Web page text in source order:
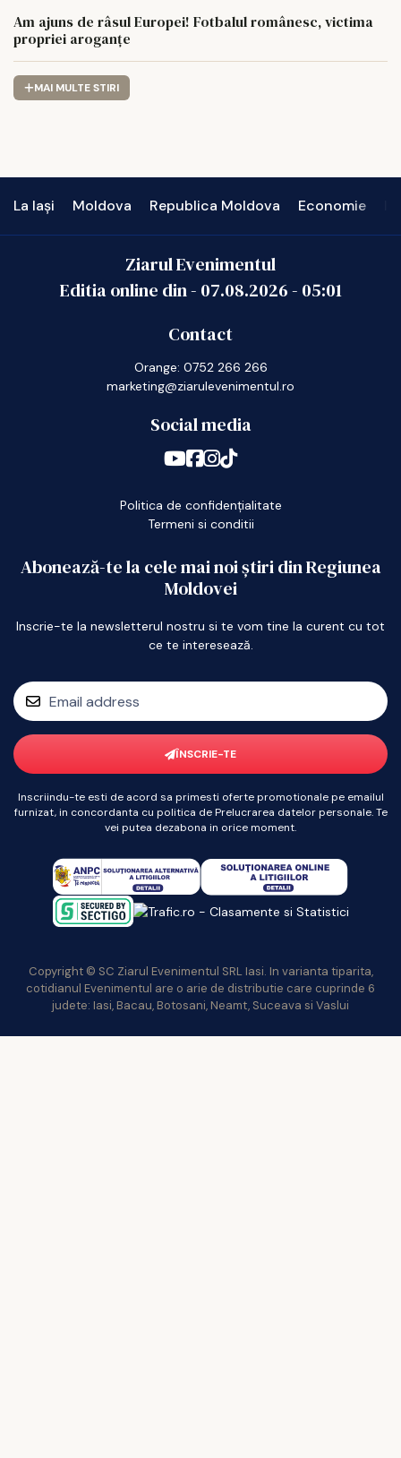
Am ajuns de râsul Europei! Fotbalul românesc, victima
propriei aroganțe
MAI MULTE STIRI
La Iași Moldova Republica Moldova Economie
Ziarul Evenimentul
Editia online din - 07.08.2026- 05:01
Contact
Orange: 0752 266 266
marketing@ziarulevenimentul.ro
Social media
Politica de confidențialitate
Termeni si conditii
Abonează-te la cele mai noi știri din Regiunea
Moldovei
Inscrie-te la newsletterul nostru si te vom tine la curent cu tot
ce te interesează.
ÎNSCRIE-TE
Inscriindu-te esti de acord sa primesti oferte promotionale pe emailul
furnizat, in concordanta cu politica de Prelucrarea datelor personale. Te
vei putea dezabona in orice moment.
Copyright © SC Ziarul Evenimentul SRL Iasi. In varianta tiparita,
cotidianul Evenimentul are o arie de distributie care cuprinde 6
judete: Iasi, Bacau, Botosani, Neamt, Suceava si Vaslui